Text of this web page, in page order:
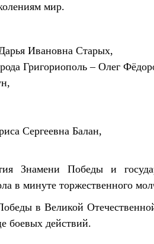
мир.
Ивановна Старых,
Григориополь – Олег
Сергеевна Балан,
Знамени Победы и
в минуте торжественного
в Великой
боевых действий.